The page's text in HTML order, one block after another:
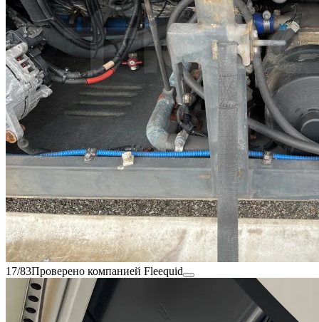
17/83Проверено компанией Fleequid